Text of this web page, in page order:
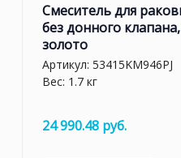
Смеситель для
без донного
золото
Артикул: 53415KM946PJ
Вес: 1.7 кг
24 990.48 руб.